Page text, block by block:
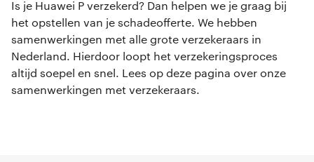
Is je Huawei P verzekerd? Dan helpen we je graag bij
het opstellen van je schadeofferte. We hebben
samenwerkingen met alle grote verzekeraars in
Nederland. Hierdoor loopt het verzekeringsproces
altijd soepel en snel. Lees op deze pagina over onze
samenwerkingen met verzekeraars.